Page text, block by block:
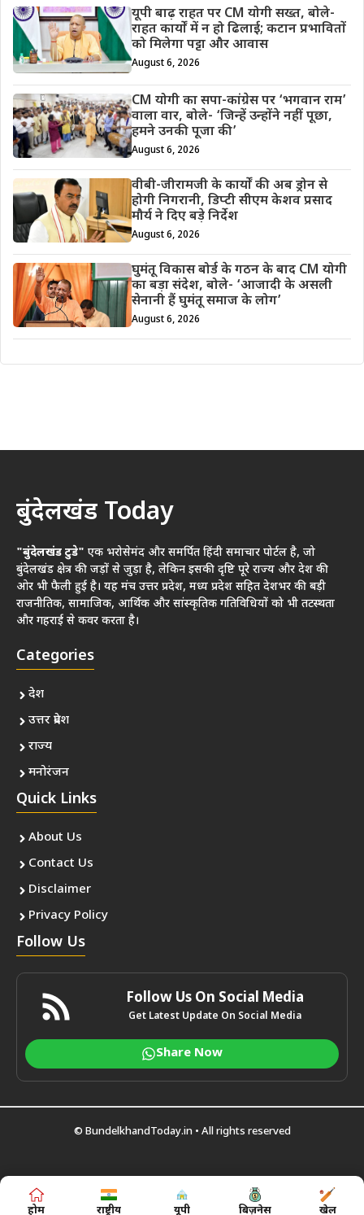
यूपी बाढ़ राहत पर CM योगी सख्त, बोले-
राहत कार्यों में न हो ढिलाई; कटान प्रभावितों
को मिलेगा पट्टा और आवास
August 6, 2026
CM योगी का सपा-कांग्रेस पर ‘भगवान राम’
वाला वार, बोले- ‘जिन्हें उन्होंने नहीं पूछा,
हमने उनकी पूजा की’
August 6, 2026
वीबी-जीरामजी के कार्यों की अब ड्रोन से
होगी निगरानी, डिप्टी सीएम केशव प्रसाद
मौर्य ने दिए बड़े निर्देश
August 6, 2026
घुमंतू विकास बोर्ड के गठन के बाद CM योगी
का बड़ा संदेश, बोले- ‘आजादी के असली
सेनानी हैं घुमंतू समाज के लोग’
August 6, 2026
बुंदेलखंड Today
"बुंदेलखंड टुडे" एक भरोसेमंद और समर्पित हिंदी समाचार पोर्टल है, जो
बुंदेलखंड क्षेत्र की जड़ों से जुड़ा है, लेकिन इसकी दृष्टि पूरे राज्य और देश की
ओर भी फैली हुई है। यह मंच उत्तर प्रदेश, मध्य प्रदेश सहित देशभर की बड़ी
राजनीतिक, सामाजिक, आर्थिक और सांस्कृतिक गतिविधियों को भी तटस्थता
और गहराई से कवर करता है।
Categories
देश
उत्तर प्रदेश
राज्य
मनोरंजन
Quick Links
About Us
Contact Us
Disclaimer
Privacy Policy
Follow Us
Follow Us On Social Media
Get Latest Update On Social Media
Share Now
© BundelkhandToday.in • All rights reserved
होम राष्ट्रीय यूपी बिज़नेस खेल